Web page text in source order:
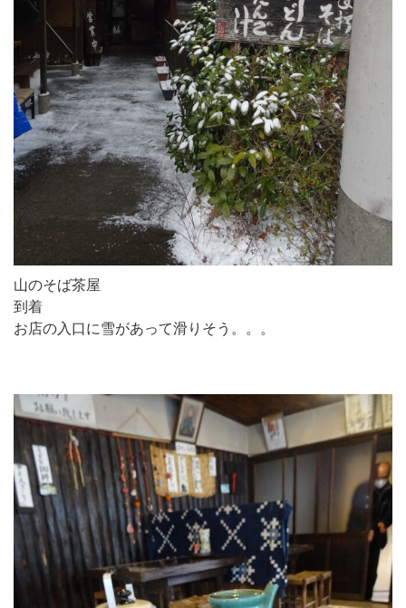
山のそば茶屋
到着
お店の入口に雪があって滑りそう。。。